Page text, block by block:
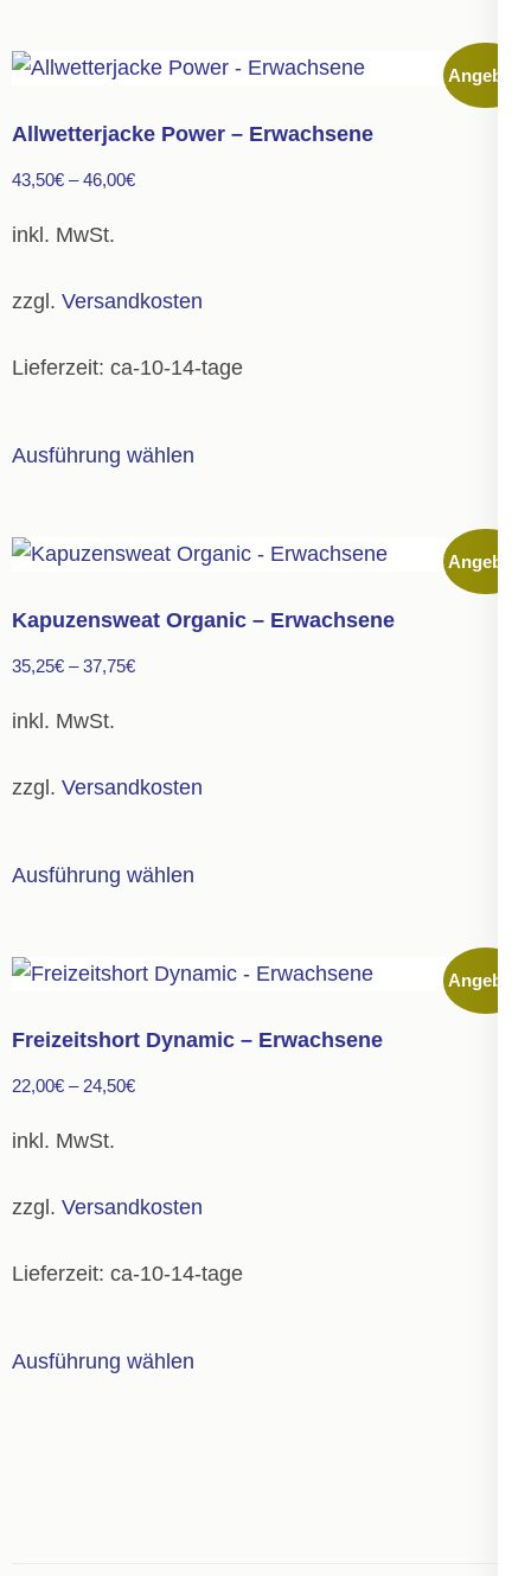
der
gewählt
Angebot!
Allwetterjacke Power – Erwachsene
43,50€ –46,00€
inkl. MwSt.
zzgl. Versandkosten
Lieferzeit: ca-10-14-tage
Ausführung wählen
Varianten
Die
der
Angebot!
Kapuzensweat Organic – Erwachsene
35,25€ –37,75€
inkl. MwSt.
zzgl. Versandkosten
Ausführung wählen
der
gewählt
Angebot!
Freizeitshort Dynamic – Erwachsene
22,00€ – 24,50€
inkl. MwSt.
zzgl. Versandkosten
Lieferzeit: ca-10-14-tage
Ausführung wählen